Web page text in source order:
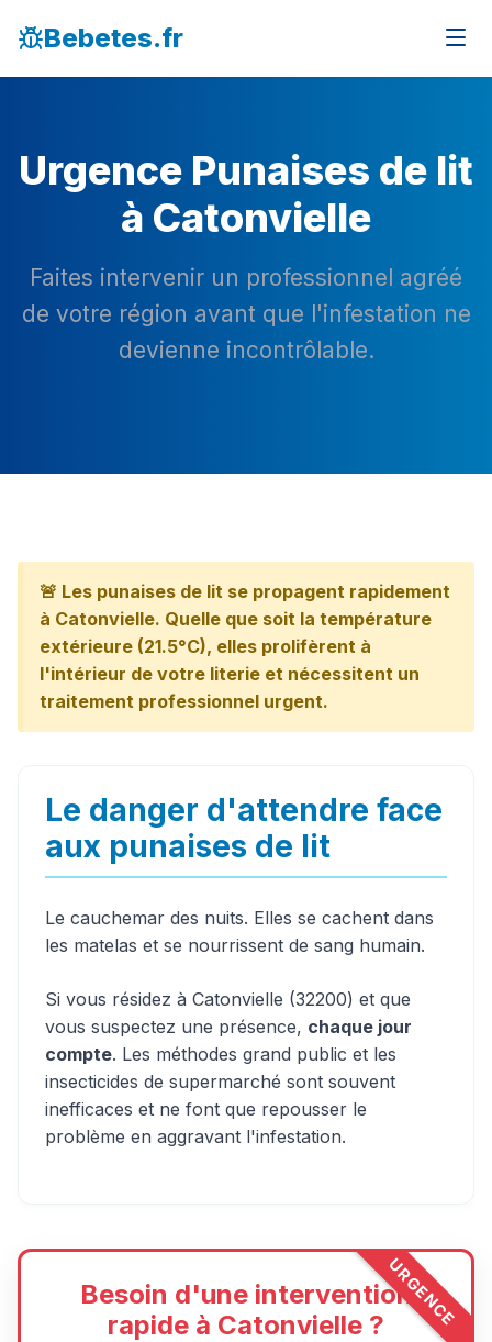
Bebetes.fr
Urgence Punaises de lit
à Catonvielle
Faites intervenir un professionnel agréé
de votre région avant que l'infestation ne
devienne incontrôlable.
🚨 Les punaises de lit se propagent rapidement
à Catonvielle. Quelle que soit la température
extérieure (21.5°C), elles prolifèrent à
l'intérieur de votre literie et nécessitent un
traitement professionnel urgent.
Le danger d'attendre face
aux punaises de lit
Le cauchemar des nuits. Elles se cachent dans
les matelas et se nourrissent de sang humain.
Si vous résidez à Catonvielle (32200) et que
vous suspectez une présence, chaque jour
compte. Les méthodes grand public et les
insecticides de supermarché sont souvent
inefficaces et ne font que repousser le
problème en aggravant l'infestation.
URGENCE
Besoin d'une intervention
rapide à Catonvielle ?